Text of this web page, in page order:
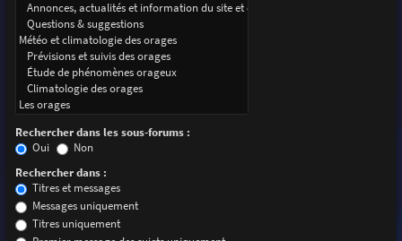
Rechercher dans les sous-forums :
Oui
Non
Rechercher dans :
Titres et messages
Messages uniquement
Titres uniquement